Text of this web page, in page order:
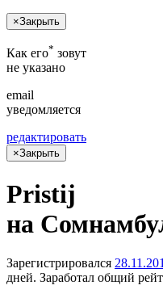
×Закрыть
Как его* зовут
не указано
email
уведомляется
редактировать
×Закрыть
Pristij
на
Зарегистрировался
дней. Заработал общий